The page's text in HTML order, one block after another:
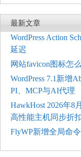
最新文章
WordPress Action
延迟
网站favicon图标怎
WordPress 7.1新增
PI、MCP与AI代理
HawkHost 2026年8
高性能主机同步折
FlyWP新增全局命